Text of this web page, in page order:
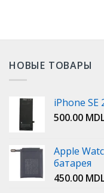
НОВЫЕ ТОВАРЫ
iPhone SE
500.00
Apple
батарея
450.00